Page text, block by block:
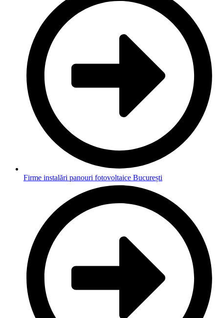
Firme instalări panouri fotovoltaice București